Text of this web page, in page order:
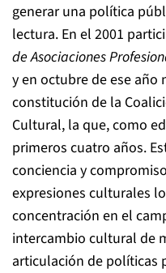
generar una política
lectura. En el 2001
de Asociaciones
y en octubre de ese año
constitución de la
Cultural, la que, como
primeros cuatro años.
conciencia y
expresiones culturales
concentración en el
intercambio cultural de
articulación de políticas